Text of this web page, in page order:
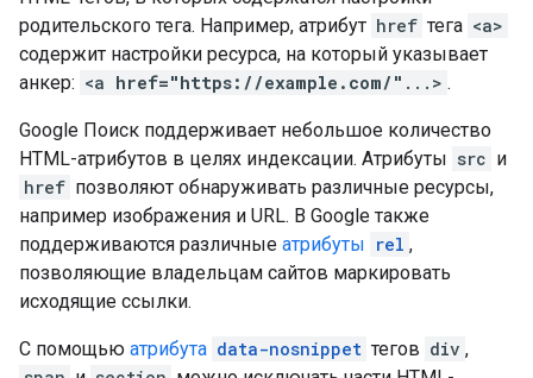
родительского тега. Например, атрибут href тега <a>
содержит настройки ресурса, на который указывает
анкер: <a href="https://example.com/" ...> .
Google Поиск поддерживает небольшое количество
HTML-атрибутов в целях индексации. Атрибуты src и
href позволяют обнаруживать различные ресурсы,
например изображения и URL. В Google также
поддерживаются различные атрибуты rel ,
позволяющие владельцам сайтов маркировать
исходящие ссылки.
С помощью атрибута data-nosnippet тегов div ,